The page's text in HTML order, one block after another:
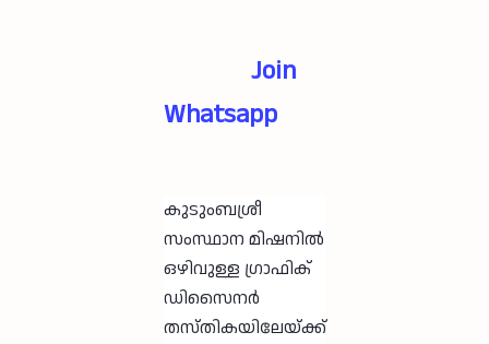
Join
Whatsapp
കുടുംബശ്രീ
സംസ്ഥാന മിഷനിൽ
ഒഴിവുള്ള ഗ്രാഫിക്
ഡിസൈനർ
തസ്തികയിലേയ്ക്ക്